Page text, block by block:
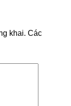
khai. Các